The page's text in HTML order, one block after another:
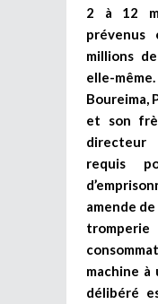
2 à 12
millions
elle-
Boureima,
et son
directeur
requis
amende
machine à
délibéré